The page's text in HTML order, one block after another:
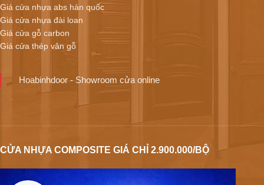
Giá cửa nhựa abs hàn quốc
Giá cửa nhựa đài loan
Giá cửa gỗ carbon
Giá cửa thép vân gỗ
Hoabinhdoor - Showroom cửa online
CỬA NHỰA COMPOSITE GIÁ CHỈ 2.900.000/BỘ